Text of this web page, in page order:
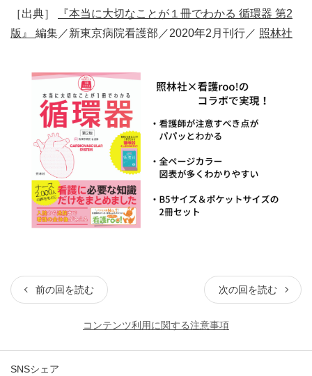
［出典］
『本当に大切なことが１冊でわかる 循環器 第2
版』 編集／新東京病院看護部／2020年2月刊行／ 照林社
前の回を読む 次の回を読む
コンテンツ利用に関する注意事項
SNSシェア